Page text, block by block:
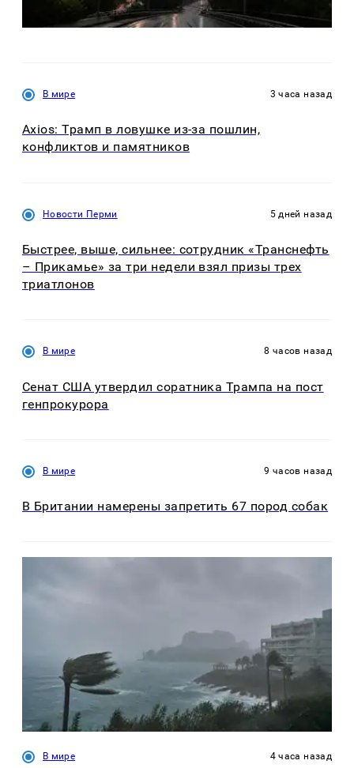
В мире 3 часа назад
Axios: Трамп в ловушке из-за пошлин,
конфликтов и памятников
Новости Перми 5 дней назад
Быстрее, выше, сильнее: сотрудник «Транснефть
– Прикамье» за три недели взял призы трех
триатлонов
В мире 8 часов назад
Сенат США утвердил соратника Трампа на пост
генпрокурора
В мире 9 часов назад
В Британии намерены запретить 67 пород собак
В мире 4 часа назад